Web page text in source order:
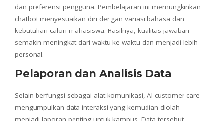
dan preferensi pengguna. Pembelajaran ini memungkinkan
chatbot menyesuaikan diri dengan variasi bahasa dan
kebutuhan calon mahasiswa. Hasilnya, kualitas jawaban
semakin meningkat dari waktu ke waktu dan menjadi lebih
personal.
Pelaporan dan Analisis Data
Selain berfungsi sebagai alat komunikasi, AI customer care
mengumpulkan data interaksi yang kemudian diolah
menjadi laporan penting untuk kampus. Data tersebut